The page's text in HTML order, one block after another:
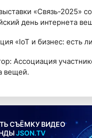
«Связь-2025»
день интернета
«IoT и бизнес: есть
Ассоциация
вещей.
СЪЁМКУ ВИДЕО
JSON.TV